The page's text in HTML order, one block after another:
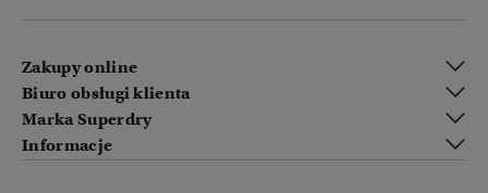
Zakupy online
Biuro obsługi klienta
Marka Superdry
Informacje